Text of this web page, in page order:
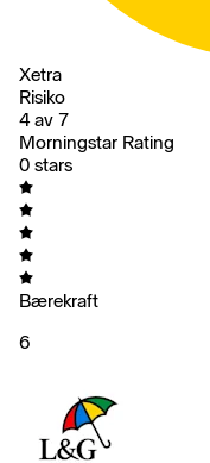
Xetra
Risiko
4 av 7
Morningstar Rating
0 stars
Bærekraft
6